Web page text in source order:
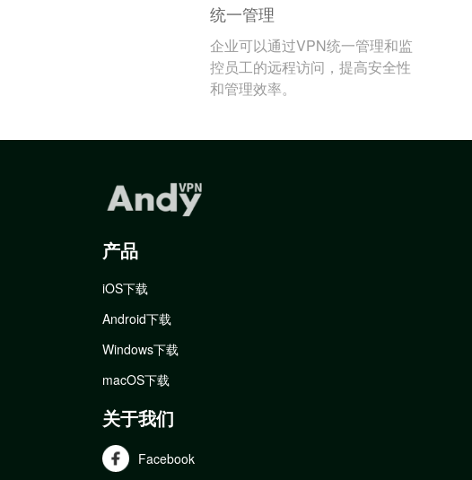
统一管理
企业可以通过VPN统一管理和监
控员工的远程访问，提高安全性
和管理效率。
产品
iOS下载
Android下载
Windows下载
macOS下载
关于我们
Facebook